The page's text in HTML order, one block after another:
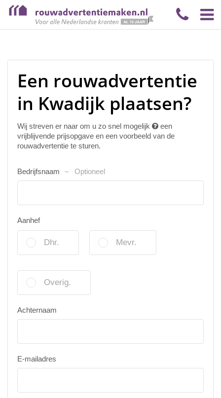
Een rouwadvertentie
in Kwadijk plaatsen?
Wij streven er naar om u zo snel mogelijk
een
vrijblijvende prijsopgave en een voorbeeld van de
rouwadvertentie te sturen.
Bedrijfsnaam Optioneel
Aanhef
Dhr. Mevr.
Overig.
Achternaam
E-mailadres